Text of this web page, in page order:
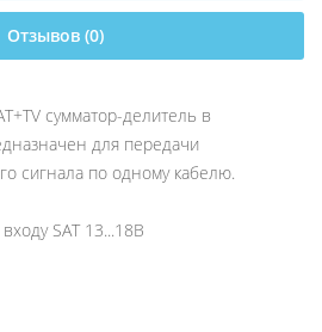
Отзывов (0)
сумматор-делитель в
для передачи
сигнала по одному кабелю.
SAT 13...18В